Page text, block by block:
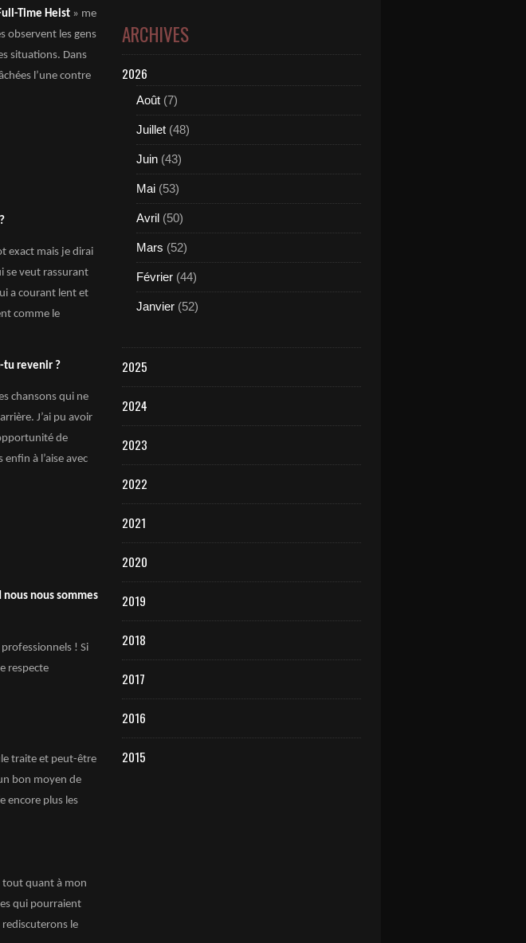
Time Heist » me
observent les gens
situations. Dans
l’une contre
exact mais je dirai
se veut rassurant
a courant lent et
comme le
tu revenir ?
chansons qui ne
J’ai pu avoir
de
à l’aise avec
nous sommes
! Si
respecte
traite et peut-être
bon moyen de
encore plus les
tout quant à mon
qui pourraient
rediscuterons le
ARCHIVES
2026
Août (7)
Juillet (48)
Juin (43)
Mai (53)
Avril (50)
Mars (52)
Février (44)
Janvier (52)
2025
2024
2023
2022
2021
2020
2019
2018
2017
2016
2015